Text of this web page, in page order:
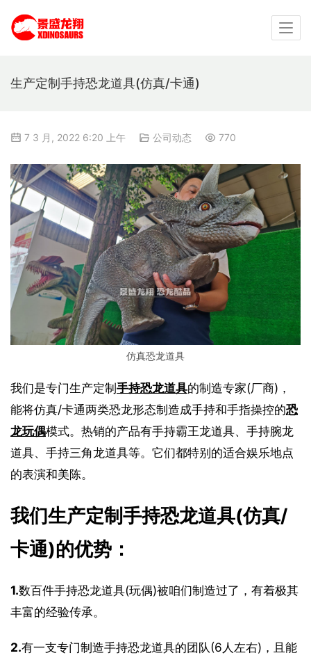
生产定制手持恐龙道具(仿真/卡通)
7 3 月, 2022 6:20 上午 公司动态 770
仿真恐龙道具
我们是专门生产定制手持恐龙道具的制造专家(厂商)，
能将仿真/卡通两类恐龙形态制造成手持和手指操控的恐
龙玩偶模式。热销的产品有手持霸王龙道具、手持腕龙
道具、手持三角龙道具等。它们都特别的适合娱乐地点
的表演和美陈。
我们生产定制手持恐龙道具(仿真/
卡通)的优势：
1.数百件手持恐龙道具(玩偶)被咱们制造过了，有着极其
丰富的经验传承。
2.有一支专门制造手持恐龙道具的团队(6人左右)，且能